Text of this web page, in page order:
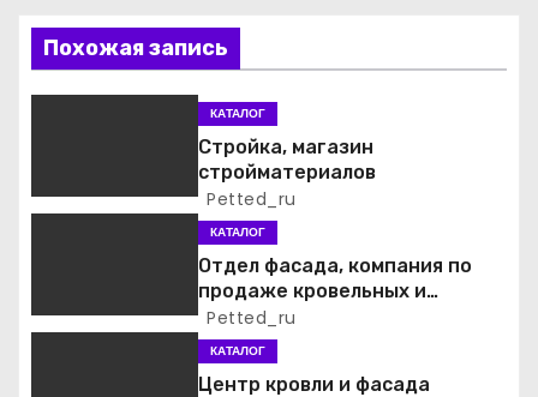
и
о
а
Похожая запись
КАТАЛОГ
Стройка, магазин
стройматериалов
Petted_ru
КАТАЛОГ
Отдел фасада, компания по
продаже кровельных и
фасадных материалов
Petted_ru
КАТАЛОГ
Центр кровли и фасада